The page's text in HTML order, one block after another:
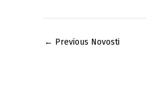
← Previous Novosti